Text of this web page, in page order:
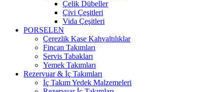
Çelik Dübeller
Çivi Çeşitleri
Vida Çeşitleri
PORSELEN
Çerezlik Kase Kahvaltılıklar
Fincan Takımları
Servis Tabakları
Yemek Takımları
Rezervuar & İç Takımları
İç Takım Yedek Malzemeleri